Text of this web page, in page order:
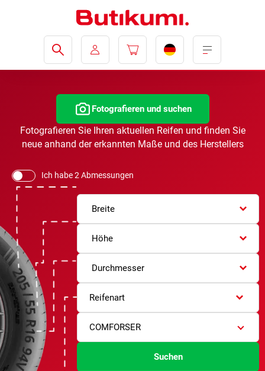
Fotografieren und suchen
Fotografieren Sie Ihren aktuellen Reifen und finden Sie
neue anhand der erkannten Maße und des Herstellers
Ich habe 2 Abmessungen
Breite
Höhe
Durchmesser
Reifenart
COMFORSER
Suchen